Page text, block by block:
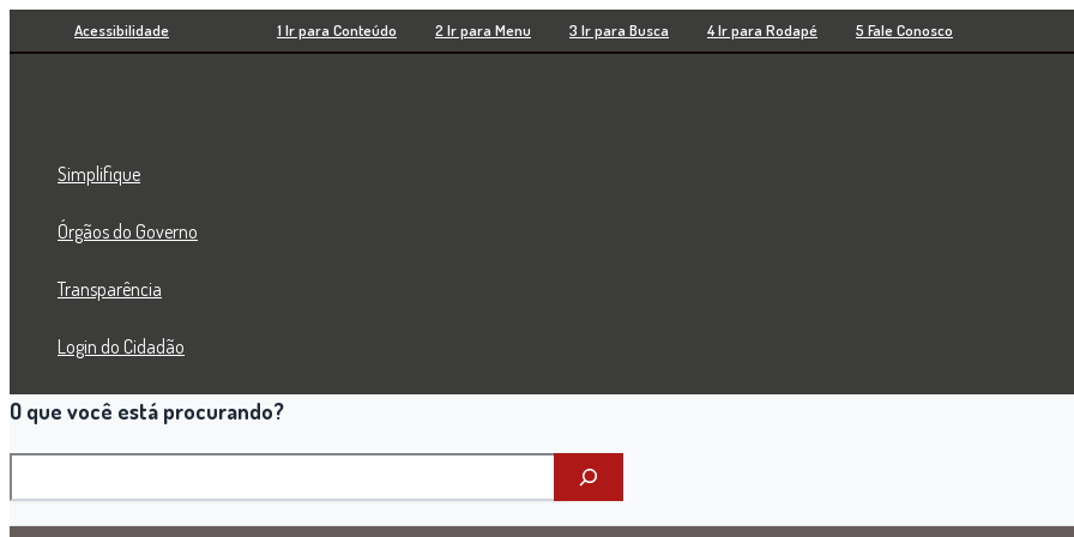
Ir
para
Acessibilidade 1 Ir para Conteúdo 2 Ir para Menu 3 Ir para Busca 4 Ir para Rodapé 5 Fale Conosco
Simplifique
Órgãos do Governo
Transparência
Login do Cidadão
O que você está procurando?
Pesquisar